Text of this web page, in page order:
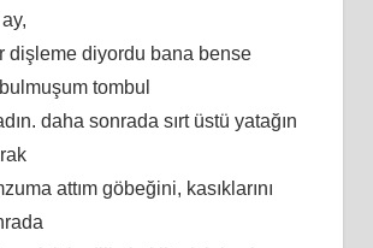
dişleme diyordu bana bense
bulmuşum tombul
daha sonrada sırt üstü yatağın
attım göbeğini, kasıklarını